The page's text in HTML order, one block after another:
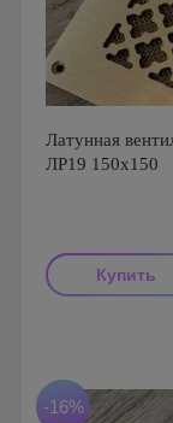
Латунная
ЛР19 150х150
-16%